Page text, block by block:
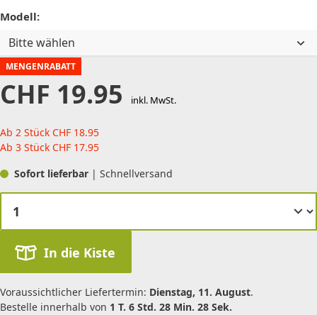
Modell:
Bitte wählen
MENGENRABATT
CHF 19.95 inkl. MwSt.
Ab 2 Stück CHF 18.95
Ab 3 Stück CHF 17.95
Sofort lieferbar | Schnellversand
In die Kiste
Voraussichtlicher Liefertermin: Dienstag, 11. August.
Bestelle innerhalb von 1 T. 6 Std. 28 Min. 28 Sek.